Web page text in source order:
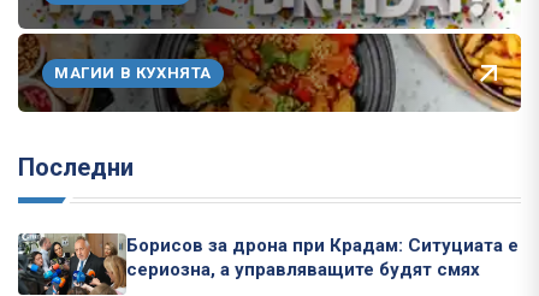
МАГИИ В КУХНЯТА
Последни
Борисов за дрона при Крадам: Ситуциата е
сериозна, а управляващите будят смях